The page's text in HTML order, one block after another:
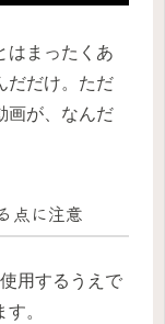
はまったくあ
だだけ。ただ
画が、なんだ
点に注意
用するうえで
。